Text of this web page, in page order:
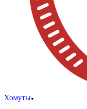
Хомуты